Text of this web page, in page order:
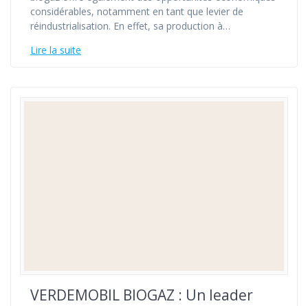
considérables, notamment en tant que levier de
réindustrialisation. En effet, sa production à…
Lire la suite
VERDEMOBIL BIOGAZ : Un leader